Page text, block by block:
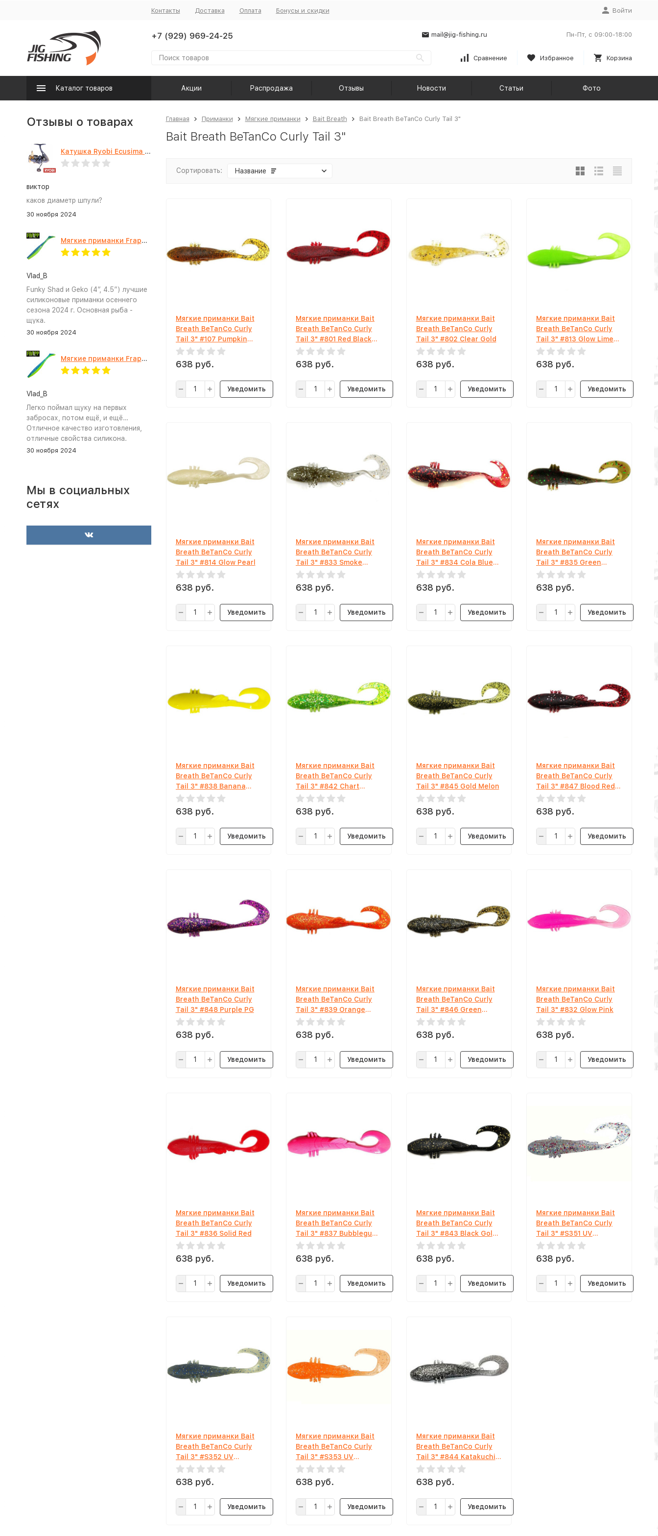
Контакты Доставка Оплата Бонусы и скидки Войти
+7 (929) 969-24-25 mail@jig-fishing.ru Пн-Пт, с 09:00-18:00
Сравнение Избранное Корзина
Каталог товаров Акции Распродажа Отзывы Новости Статьи Фото
Главная Приманки Мягкие приманки Bait Breath Bait Breath BeTanCo Curly Tail 3"
Bait Breath BeTanCo Curly Tail 3"
Сортировать: Название
Мягкие приманки Bait
Breath BeTanCo Curly
Tail 3" #107 Pumpkin
Seed
638 руб.
Уведомить
Мягкие приманки Bait
Breath BeTanCo Curly
Tail 3" #801 Red Black
Flake
638 руб.
Уведомить
Мягкие приманки Bait
Breath BeTanCo Curly
Tail 3" #802 Clear Gold
638 руб.
Уведомить
Мягкие приманки Bait
Breath BeTanCo Curly
Tail 3" #813 Glow Lime
Chart
638 руб.
Уведомить
Мягкие приманки Bait
Breath BeTanCo Curly
Tail 3" #814 Glow Pearl
638 руб.
Уведомить
Мягкие приманки Bait
Breath BeTanCo Curly
Tail 3" #833 Smoke
Shilver
638 руб.
Уведомить
Мягкие приманки Bait
Breath BeTanCo Curly
Tail 3" #834 Cola Blue
Pearl
638 руб.
Уведомить
Мягкие приманки Bait
Breath BeTanCo Curly
Tail 3" #835 Green
Pumpkin Green Red
638 руб.
Уведомить
Мягкие приманки Bait
Breath BeTanCo Curly
Tail 3" #838 Banana
Yellow
638 руб.
Уведомить
Мягкие приманки Bait
Breath BeTanCo Curly
Tail 3" #842 Chart
Shivler
638 руб.
Уведомить
Мягкие приманки Bait
Breath BeTanCo Curly
Tail 3" #845 Gold Melon
638 руб.
Уведомить
Мягкие приманки Bait
Breath BeTanCo Curly
Tail 3" #847 Blood Red
Shilver
638 руб.
Уведомить
Мягкие приманки Bait
Breath BeTanCo Curly
Tail 3" #848 Purple PG
638 руб.
Уведомить
Мягкие приманки Bait
Breath BeTanCo Curly
Tail 3" #839 Orange
Gold
638 руб.
Уведомить
Мягкие приманки Bait
Breath BeTanCo Curly
Tail 3" #846 Green
Pumpkin Shilver
638 руб.
Уведомить
Мягкие приманки Bait
Breath BeTanCo Curly
Tail 3" #832 Glow Pink
638 руб.
Уведомить
Мягкие приманки Bait
Breath BeTanCo Curly
Tail 3" #836 Solid Red
638 руб.
Уведомить
Мягкие приманки Bait
Breath BeTanCo Curly
Tail 3" #837 Bubblegum
Pink
638 руб.
Уведомить
Мягкие приманки Bait
Breath BeTanCo Curly
Tail 3" #843 Black Gold
Flake
638 руб.
Уведомить
Мягкие приманки Bait
Breath BeTanCo Curly
Tail 3" #S351 UV
Hologram Clear Red
638 руб.
Уведомить
Мягкие приманки Bait
Breath BeTanCo Curly
Tail 3" #S352 UV
Hologram Smoke Blue
638 руб.
Уведомить
Мягкие приманки Bait
Breath BeTanCo Curly
Tail 3" #S353 UV
Hologram Clear Orange
638 руб.
Уведомить
Мягкие приманки Bait
Breath BeTanCo Curly
Tail 3" #844 Katakuchi
Smoke Shilver
638 руб.
Уведомить
Отзывы о товарах
Катушка Ryobi Ecusima PRO LT 5000
виктор
каков диаметр шпули?
30 ноября 2024
Мягкие приманки Frapp Funky Shad 4" #PAL03
Vlad_B
Funky Shad и Geko (4”, 4.5”) лучшие
силиконовые приманки осеннего
сезона 2024 г. Основная рыба -
щука.
30 ноября 2024
Мягкие приманки Frapp Geko 4.5" #PAL03
Vlad_B
Легко поймал щуку на первых
забросах, потом ещё, и ещё…
Отличное качество изготовления,
отличные свойства силикона.
30 ноября 2024
Мы в социальных
сетях